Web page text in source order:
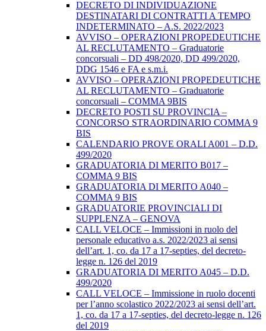
DECRETO DI INDIVIDUAZIONE
DESTINATARI DI CONTRATTI A TEMPO
INDETERMINATO – A.S. 2022/2023
AVVISO – OPERAZIONI PROPEDEUTICHE
AL RECLUTAMENTO – Graduatorie
concorsuali – DD 498/2020, DD 499/2020,
DDG 1546 e FA e s.m.i.
AVVISO – OPERAZIONI PROPEDEUTICHE
AL RECLUTAMENTO – Graduatorie
concorsuali – COMMA 9BIS
DECRETO POSTI SU PROVINCIA –
CONCORSO STRAORDINARIO COMMA 9
BIS
CALENDARIO PROVE ORALI A001 – D.D.
499/2020
GRADUATORIA DI MERITO B017 –
COMMA 9 BIS
GRADUATORIA DI MERITO A040 –
COMMA 9 BIS
GRADUATORIE PROVINCIALI DI
SUPPLENZA – GENOVA
CALL VELOCE – Immissioni in ruolo del
personale educativo a.s. 2022/2023 ai sensi
dell’art. 1, co. da 17 a 17-septies, del decreto-
legge n. 126 del 2019
GRADUATORIA DI MERITO A045 – D.D.
499/2020
CALL VELOCE – Immissione in ruolo docenti
per l’anno scolastico 2022/2023 ai sensi dell’art.
1, co. da 17 a 17-septies, del decreto-legge n. 126
del 2019